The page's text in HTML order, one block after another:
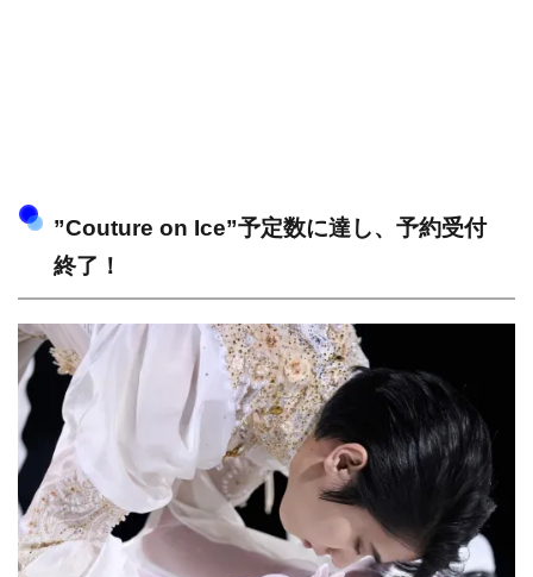
”Couture on Ice”予定数に達し、予約受付
終了！